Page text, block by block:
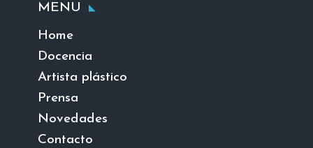
MENU
Home
Docencia
Artista plástico
Prensa
Novedades
Contacto